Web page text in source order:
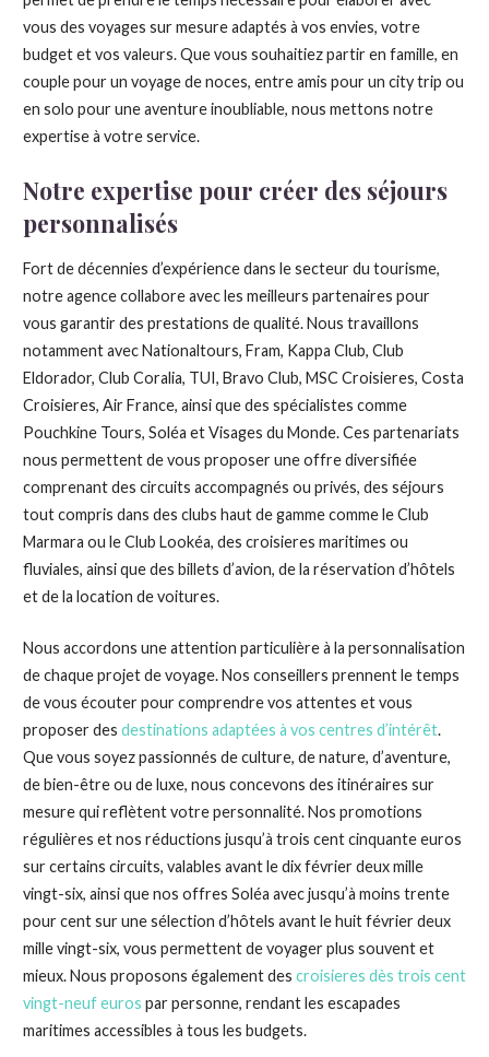
vous des voyages sur mesure adaptés à vos envies, votre
budget et vos valeurs. Que vous souhaitiez partir en famille, en
couple pour un voyage de noces, entre amis pour un city trip ou
en solo pour une aventure inoubliable, nous mettons notre
expertise à votre service.
Notre expertise pour créer des séjours
personnalisés
Fort de décennies d’expérience dans le secteur du tourisme,
notre agence collabore avec les meilleurs partenaires pour
vous garantir des prestations de qualité. Nous travaillons
notamment avec Nationaltours, Fram, Kappa Club, Club
Eldorador, Club Coralia, TUI, Bravo Club, MSC Croisieres, Costa
Croisieres, Air France, ainsi que des spécialistes comme
Pouchkine Tours, Soléa et Visages du Monde. Ces partenariats
nous permettent de vous proposer une offre diversifiée
comprenant des circuits accompagnés ou privés, des séjours
tout compris dans des clubs haut de gamme comme le Club
Marmara ou le Club Lookéa, des croisieres maritimes ou
fluviales, ainsi que des billets d’avion, de la réservation d’hôtels
et de la location de voitures.
Nous accordons une attention particulière à la personnalisation
de chaque projet de voyage. Nos conseillers prennent le temps
de vous écouter pour comprendre vos attentes et vous
proposer des destinations adaptées à vos centres d’intérêt.
Que vous soyez passionnés de culture, de nature, d’aventure,
de bien-être ou de luxe, nous concevons des itinéraires sur
mesure qui reflètent votre personnalité. Nos promotions
régulières et nos réductions jusqu’à trois cent cinquante euros
sur certains circuits, valables avant le dix février deux mille
vingt-six, ainsi que nos offres Soléa avec jusqu’à moins trente
pour cent sur une sélection d’hôtels avant le huit février deux
mille vingt-six, vous permettent de voyager plus souvent et
mieux. Nous proposons également des croisieres dès trois cent
vingt-neuf euros par personne, rendant les escapades
maritimes accessibles à tous les budgets.